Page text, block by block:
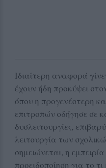
Ιδιαίτερη αναφορά
έχουν ήδη προκύψει
όπου η προγενέστερη
επιτροπών οδήγησε σε
δυσλειτουργίες,
λειτουργία των
σημειώνεται, η
προειδοποίηση για το